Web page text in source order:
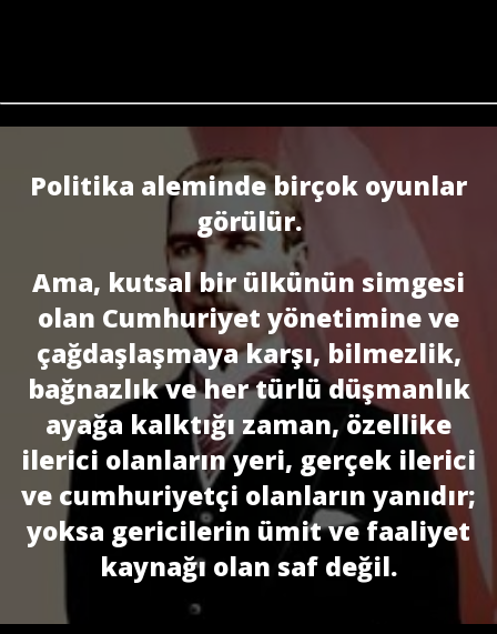
Politika aleminde birçok oyunlar
görülür.
Ama, kutsal bir ülkünün simgesi
olan Cumhuriyet yönetimine ve
çağdaşlaşma­ya karşı, bilmezlik,
bağnazlık ve her türlü düşmanlık
ayağa kalktığı zaman, özellike
ilerici olanların yeri, gerçek ilerici
ve cumhuriyetçi olan­ların yanıdır;
yoksa gericilerin ümit ve faaliyet
kaynağı olan saf değil.